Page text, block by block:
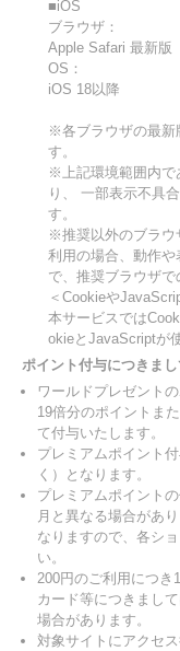
■iOS
ブラウザ：
Apple Safari 最新版
OS：
iOS 18以降
※各ブラウザの最新
す。
※上記環境範囲内で
り、 一部表示不具
す。
※推奨以外のブラウ
利用の場合、動作
で、推奨ブラウザで
＜Cookieや
本サービスでは
okieとJavaScriptが
ポイント付与につきまし
ワールドプレゼント
19倍分のポイントま
て付与いたします。
プレミアムポイント
く）となります。
プレミアムポイント
月と異なる場合があ
なりますので、各シ
い。
200円のご利用につき
カード等につきまし
場合があります。
対象サイトにアクセ